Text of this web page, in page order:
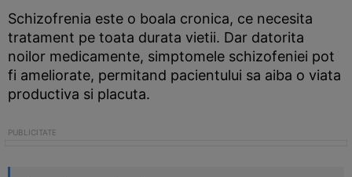
Schizofrenia este o boala cronica, ce necesita
tratament pe toata durata vietii. Dar datorita
noilor medicamente, simptomele schizofeniei pot
fi ameliorate, permitand pacientului sa aiba o viata
productiva si placuta.